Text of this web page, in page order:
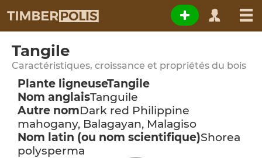
Tangile
Caractéristiques, croissance et propriétés du bois
Plante ligneuseTangile
Nom anglaisTanguile
Autre nomDark red Philippine
mahogany, Balagayan, Malagiso
Nom latin (ou nom scientifique)Shorea
polysperma